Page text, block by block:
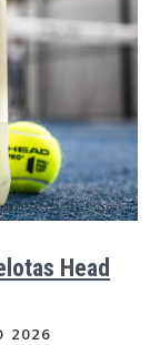
Head
2026